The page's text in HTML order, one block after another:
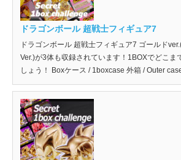
ドラゴンボール 超戦士フィギュア7
ドラゴンボール 超戦士フィギュア7 ゴールド
Ver.)が3体も収録されています！1BOXでどこま
しょう！ Boxケース / 1boxcase 外箱 / Outer